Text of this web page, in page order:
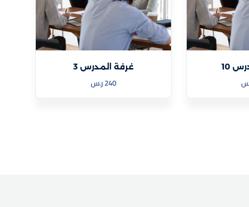
10 غرفة المدرس 3
240ر.س